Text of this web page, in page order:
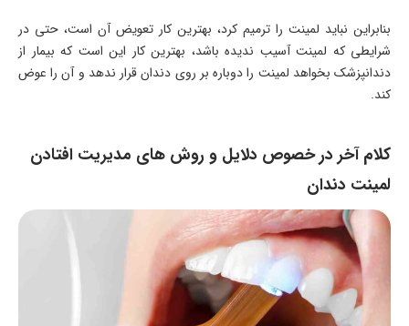
بنابراین نباید لمینت را ترمیم کرد، بهترین کار تعویض آن است، حتی در
شرایطی که لمینت آسیب ندیده باشد، بهترین کار این است که بیمار از
دندانپزشک بخواهد لمینت را دوباره بر روی دندان قرار ندهد و آن را عوض
کند.
کلام آخر در خصوص دلایل و روش های مدیریت افتادن
لمینت دندان